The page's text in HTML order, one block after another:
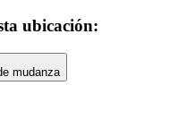
ubicación:
mudanza